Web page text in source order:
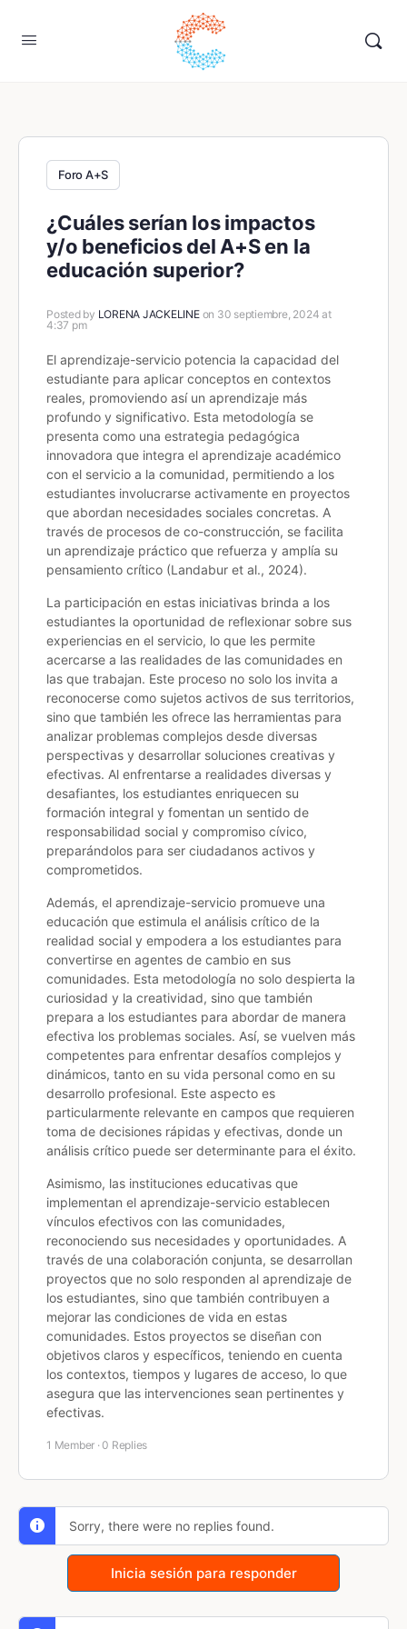
Foro A+S
¿Cuáles serían los impactos
y/o beneficios del A+S en la
educación superior?
Posted by LORENA JACKELINE on 30 septiembre, 2024 at
4:37 pm
El aprendizaje-servicio potencia la capacidad del
estudiante para aplicar conceptos en contextos
reales, promoviendo así un aprendizaje más
profundo y significativo. Esta metodología se
presenta como una estrategia pedagógica
innovadora que integra el aprendizaje académico
con el servicio a la comunidad, permitiendo a los
estudiantes involucrarse activamente en proyectos
que abordan necesidades sociales concretas. A
través de procesos de co-construcción, se facilita
un aprendizaje práctico que refuerza y amplía su
pensamiento crítico (Landabur et al., 2024).
La participación en estas iniciativas brinda a los
estudiantes la oportunidad de reflexionar sobre sus
experiencias en el servicio, lo que les permite
acercarse a las realidades de las comunidades en
las que trabajan. Este proceso no solo los invita a
reconocerse como sujetos activos de sus territorios,
sino que también les ofrece las herramientas para
analizar problemas complejos desde diversas
perspectivas y desarrollar soluciones creativas y
efectivas. Al enfrentarse a realidades diversas y
desafiantes, los estudiantes enriquecen su
formación integral y fomentan un sentido de
responsabilidad social y compromiso cívico,
preparándolos para ser ciudadanos activos y
comprometidos.
Además, el aprendizaje-servicio promueve una
educación que estimula el análisis crítico de la
realidad social y empodera a los estudiantes para
convertirse en agentes de cambio en sus
comunidades. Esta metodología no solo despierta la
curiosidad y la creatividad, sino que también
prepara a los estudiantes para abordar de manera
efectiva los problemas sociales. Así, se vuelven más
competentes para enfrentar desafíos complejos y
dinámicos, tanto en su vida personal como en su
desarrollo profesional. Este aspecto es
particularmente relevante en campos que requieren
toma de decisiones rápidas y efectivas, donde un
análisis crítico puede ser determinante para el éxito.
Asimismo, las instituciones educativas que
implementan el aprendizaje-servicio establecen
vínculos efectivos con las comunidades,
reconociendo sus necesidades y oportunidades. A
través de una colaboración conjunta, se desarrollan
proyectos que no solo responden al aprendizaje de
los estudiantes, sino que también contribuyen a
mejorar las condiciones de vida en estas
comunidades. Estos proyectos se diseñan con
objetivos claros y específicos, teniendo en cuenta
los contextos, tiempos y lugares de acceso, lo que
asegura que las intervenciones sean pertinentes y
efectivas.
1 Member ·0 Replies
Sorry, there were no replies found.
Inicia sesión para responder